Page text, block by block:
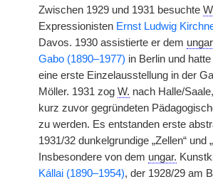
Zwischen 1929 und 1931 besuchte
Expressionisten Ernst Ludwig
Davos. 1930 assistierte er dem
Gabo (1890–1977) in Berlin und
eine erste Einzelausstellung in der
Möller. 1931 zog W. nach Halle/
kurz zuvor gegründeten
zu werden. Es entstanden erste
1931/32 dunkelgrundige „Zellen“ und
Insbesondere von dem ungar.
Kállai (1890–1954), der 1928/29 am